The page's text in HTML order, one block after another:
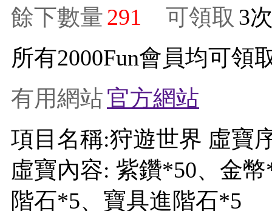
餘下數量291 可領取 3
所有2000Fun會員均可領
有用網站官方網站
項目名稱:狩遊世界 虛寶
虛寶內容: 紫鑽*50、金
階石*5、寶具進階石*5